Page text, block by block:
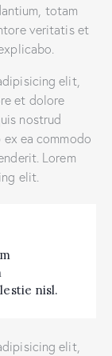
totam
veritatis et
elit,
et dolore
nostrud
ea commodo
Lorem
elit.
nisl.
elit,